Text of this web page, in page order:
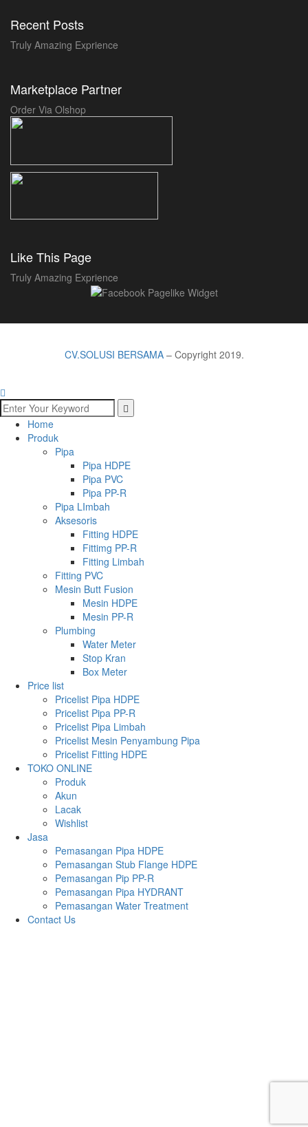
Recent Posts
Truly Amazing Exprience
Marketplace Partner
Order Via Olshop
Like This Page
Truly Amazing Exprience
CV.SOLUSI BERSAMA – Copyright 2019.
Home
Produk
Pipa
Pipa HDPE
Pipa PVC
Pipa PP-R
Pipa LImbah
Aksesoris
Fitting HDPE
Fittimg PP-R
Fitting Limbah
Fitting PVC
Mesin Butt Fusion
Mesin HDPE
Mesin PP-R
Plumbing
Water Meter
Stop Kran
Box Meter
Price list
Pricelist Pipa HDPE
Pricelist Pipa PP-R
Pricelist Pipa Limbah
Pricelist Mesin Penyambung Pipa
Pricelist Fitting HDPE
TOKO ONLINE
Produk
Akun
Lacak
Wishlist
Jasa
Pemasangan Pipa HDPE
Pemasangan Stub Flange HDPE
Pemasangan Pip PP-R
Pemasangan Pipa HYDRANT
Pemasangan Water Treatment
Contact Us